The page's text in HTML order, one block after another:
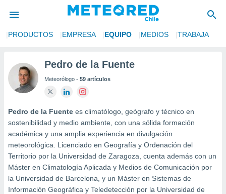
por
para
que se
calidad.
las
y
forma
PRODUCTOS EMPRESA EQUIPO MEDIOS TRABAJA
Pedro de la Fuente
Meteorólogo - 59 artículos
Pedro de la Fuente es climatólogo, geógrafo y técnico en
sostenibilidad y medio ambiente, con una sólida formación
académica y una amplia experiencia en divulgación
meteorológica. Licenciado en Geografía y Ordenación del
Territorio por la Universidad de Zaragoza, cuenta además con un
Máster en Climatología Aplicada y Medios de Comunicación por
la Universidad de Barcelona, y un Máster en Sistemas de
Información Geográfica y Teledetección por la Universidad de